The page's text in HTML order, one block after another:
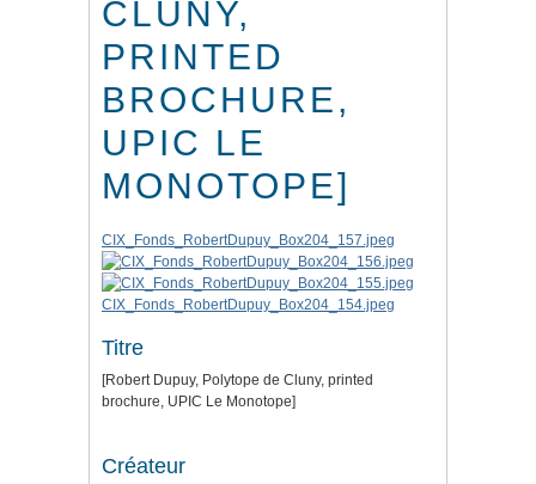
CLUNY,
PRINTED
BROCHURE,
UPIC LE
MONOTOPE]
CIX_Fonds_RobertDupuy_Box204_157.jpeg
CIX_Fonds_RobertDupuy_Box204_154.jpeg
Titre
[Robert Dupuy, Polytope de Cluny, printed
brochure, UPIC Le Monotope]
Créateur